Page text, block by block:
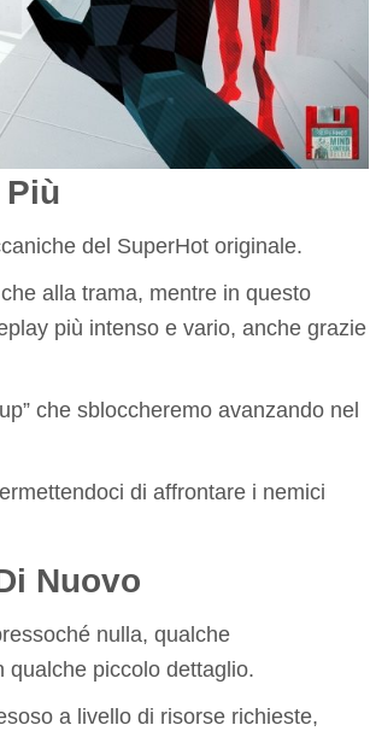
Più
del SuperHot originale.
alla trama, mentre in questo
più intenso e vario, anche grazie
che sbloccheremo avanzando nel
di affrontare i nemici
Nuovo
nulla, qualche
qualche piccolo dettaglio.
a livello di risorse richieste,